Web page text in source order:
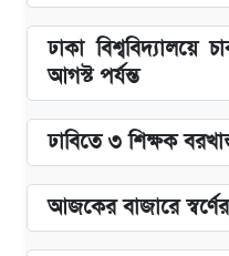
ঢাকা
আগস্ট পর্যন্ত
ঢাবিতে ৩ শিক্ষক
আজকের বাজারে